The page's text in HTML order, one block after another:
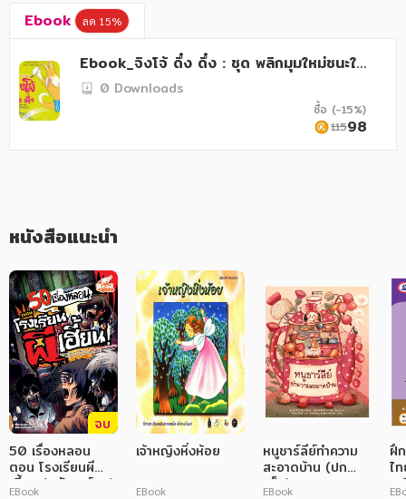
กฎหมาย สัญญา ภาษี
นิตยสาร หนังสือพิมพ์
ครอบครัว
การเรียน การศึกษา
ภาษาศาสตร์
หนังสือเด็ก
การพัฒนาตนเอง
ความรู้ทั่วไป
การ์ตูนความรู้ การ์ตูน
การ์ตูนมังงะ (Manga)
Ebook ลด 15%
Ebook_จิงโจ้ ดึ๋ง ดึ๋ง : ชุด พลิกมุมใหม่ชนะใจ
ตนเอง0 Downloads
ซื้อ (-15%)
11598
หนังสือแนะนำ
จบ
50 เรื่องหลอน
ตอน โรงเรียนผี
เฮี้ยน (ฉบับการ์ตูน)
EBook
เจ้าหญิงหิ่งห้อย
EBook
หนูชาร์ลีย์ทำความ
สะอาดบ้าน (ปก
แข็ง)
EBook
ฝึ
ไ
เ